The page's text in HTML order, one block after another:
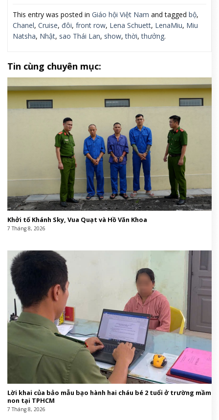
This entry was posted in Giáo hội Việt Nam and tagged bộ,
Chanel, Cruise, đôi, front row, Lena Schuett, LenaMiu, Miu
Natsha, Nhật, sao Thái Lan, show,thời,thưởng.
Tin cùng chuyên mục:
Khởi tố Khánh Sky, Vua Quạt và Hồ Văn Khoa
7 Tháng 8, 2026
Lời khai của bảo mẫu bạo hành hai cháu bé 2 tuổi ở trường mầm
non tại TPHCM
7 Tháng 8, 2026